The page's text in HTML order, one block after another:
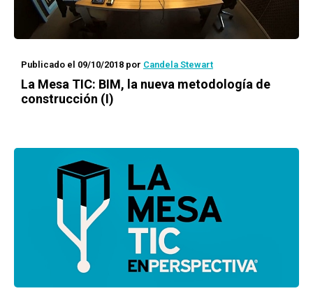
Publicado el 09/10/2018 por Candela Stewart
La Mesa TIC: BIM, la nueva metodología de
construcción (I)